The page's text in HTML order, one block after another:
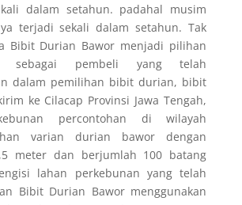
dalam setahun. padahal musim
terjadi sekali dalam setahun. Tak
Bibit Durian Bawor menjadi pilihan
sebagai pembeli yang telah
dalam pemilihan bibit durian, bibit
ke Cilacap Provinsi Jawa Tengah,
percontohan di wilayah
varian durian bawor dengan
meter dan berjumlah 100 batang
lahan perkebunan yang telah
Bibit Durian Bawor menggunakan